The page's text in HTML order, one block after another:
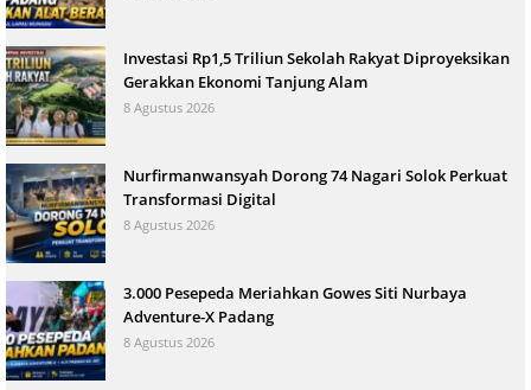
Investasi Rp1,5 Triliun Sekolah Rakyat Diproyeksikan
Gerakkan Ekonomi Tanjung Alam
8 Agustus 2026
Nurfirmanwansyah Dorong 74 Nagari Solok Perkuat
Transformasi Digital
8 Agustus 2026
3.000 Pesepeda Meriahkan Gowes Siti Nurbaya
Adventure-X Padang
8 Agustus 2026